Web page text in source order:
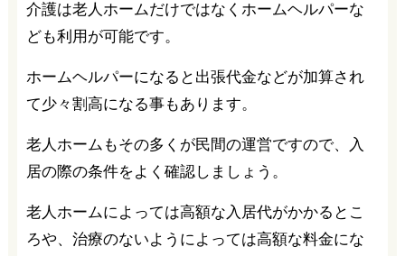
介護は老人ホームだけではなくホームヘルパーな
ども利用が可能です。
ホームヘルパーになると出張代金などが加算され
て少々割高になる事もあります。
老人ホームもその多くが民間の運営ですので、入
居の際の条件をよく確認しましょう。
老人ホームによっては高額な入居代がかかるとこ
ろや、治療のないようによっては高額な料金にな